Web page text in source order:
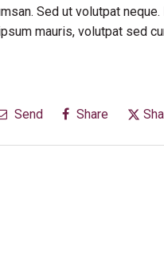
Sed ut volutpat
mauris, volutpat sed
Send Share